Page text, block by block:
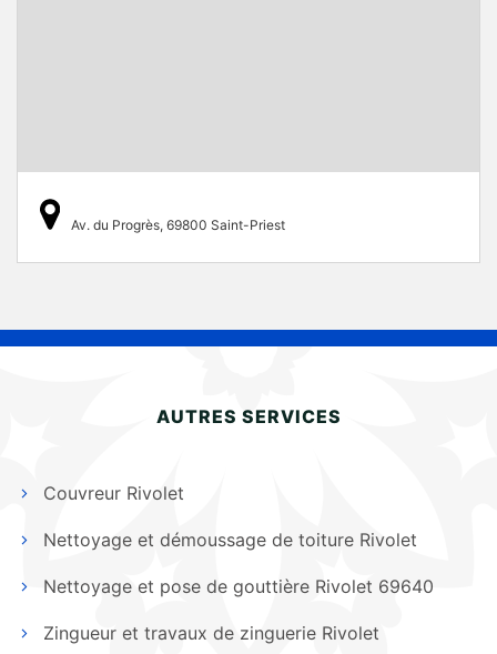
Av. du Progrès, 69800 Saint-Priest
AUTRES SERVICES
Couvreur Rivolet
Nettoyage et démoussage de toiture Rivolet
Nettoyage et pose de gouttière Rivolet 69640
Zingueur et travaux de zinguerie Rivolet